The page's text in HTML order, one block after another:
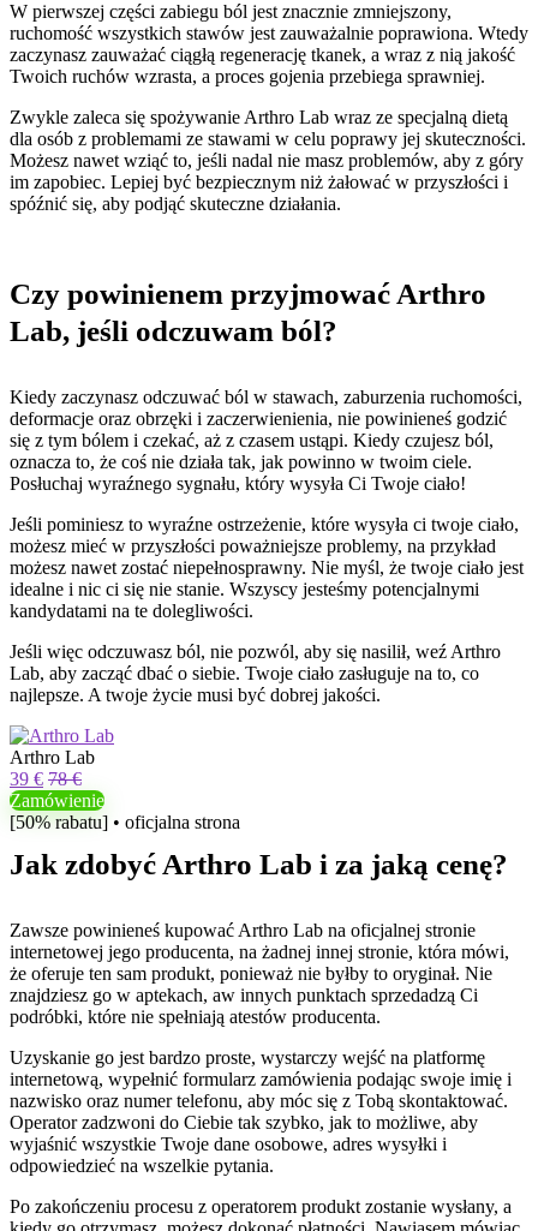
W pierwszej części zabiegu ból jest znacznie zmniejszony,
ruchomość wszystkich stawów jest zauważalnie poprawiona. Wtedy
zaczynasz zauważać ciągłą regenerację tkanek, a wraz z nią jakość
Twoich ruchów wzrasta, a proces gojenia przebiega sprawniej.
Zwykle zaleca się spożywanie Arthro Lab wraz ze specjalną dietą
dla osób z problemami ze stawami w celu poprawy jej skuteczności.
Możesz nawet wziąć to, jeśli nadal nie masz problemów, aby z góry
im zapobiec. Lepiej być bezpiecznym niż żałować w przyszłości i
spóźnić się, aby podjąć skuteczne działania.
Czy powinienem przyjmować Arthro
Lab, jeśli odczuwam ból?
Kiedy zaczynasz odczuwać ból w stawach, zaburzenia ruchomości,
deformacje oraz obrzęki i zaczerwienienia, nie powinieneś godzić
się z tym bólem i czekać, aż z czasem ustąpi. Kiedy czujesz ból,
oznacza to, że coś nie działa tak, jak powinno w twoim ciele.
Posłuchaj wyraźnego sygnału, który wysyła Ci Twoje ciało!
Jeśli pominiesz to wyraźne ostrzeżenie, które wysyła ci twoje ciało,
możesz mieć w przyszłości poważniejsze problemy, na przykład
możesz nawet zostać niepełnosprawny. Nie myśl, że twoje ciało jest
idealne i nic ci się nie stanie. Wszyscy jesteśmy potencjalnymi
kandydatami na te dolegliwości.
Jeśli więc odczuwasz ból, nie pozwól, aby się nasilił, weź Arthro
Lab, aby zacząć dbać o siebie. Twoje ciało zasługuje na to, co
najlepsze. A twoje życie musi być dobrej jakości.
Arthro Lab
39 € 78 €
Zamówienie
[50% rabatu] • oficjalna strona
Jak zdobyć Arthro Lab i za jaką cenę?
Zawsze powinieneś kupować Arthro Lab na oficjalnej stronie
internetowej jego producenta, na żadnej innej stronie, która mówi,
że oferuje ten sam produkt, ponieważ nie byłby to oryginał. Nie
znajdziesz go w aptekach, aw innych punktach sprzedadzą Ci
podróbki, które nie spełniają atestów producenta.
Uzyskanie go jest bardzo proste, wystarczy wejść na platformę
internetową, wypełnić formularz zamówienia podając swoje imię i
nazwisko oraz numer telefonu, aby móc się z Tobą skontaktować.
Operator zadzwoni do Ciebie tak szybko, jak to możliwe, aby
wyjaśnić wszystkie Twoje dane osobowe, adres wysyłki i
odpowiedzieć na wszelkie pytania.
Po zakończeniu procesu z operatorem produkt zostanie wysłany, a